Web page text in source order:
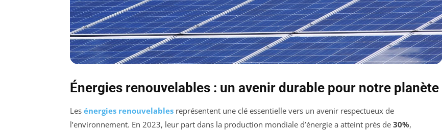
Énergies renouvelables : un avenir durable pour notre planète
Les énergies renouvelables représentent une clé essentielle vers un avenir respectueux de
l’environnement. En 2023, leur part dans la production mondiale d’énergie a atteint près de 30%,